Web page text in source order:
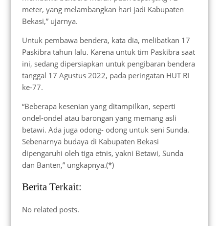
meter, yang melambangkan hari jadi Kabupaten
Bekasi,” ujarnya.
Untuk pembawa bendera, kata dia, melibatkan 17
Paskibra tahun lalu. Karena untuk tim Paskibra saat
ini, sedang dipersiapkan untuk pengibaran bendera
tanggal 17 Agustus 2022, pada peringatan HUT RI
ke-77.
“Beberapa kesenian yang ditampilkan, seperti
ondel-ondel atau barongan yang memang asli
betawi. Ada juga odong- odong untuk seni Sunda.
Sebenarnya budaya di Kabupaten Bekasi
dipengaruhi oleh tiga etnis, yakni Betawi, Sunda
dan Banten,” ungkapnya.(*)
Berita Terkait:
No related posts.